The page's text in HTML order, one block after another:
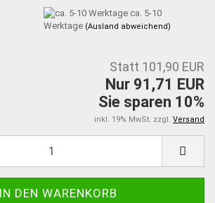
ca. 5-10
Werktage (Ausland abweichend)
Statt 101,90 EUR
Nur 91,71 EUR
Sie sparen 10%
inkl. 19% MwSt. zzgl. Versand